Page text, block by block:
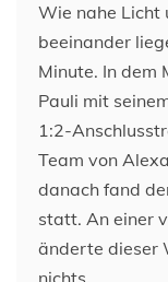
Wie nahe Licht
beeinander
Minute. In dem
Pauli mit
1:2-
Team von
danach fand
statt. An einer
änderte dieser
nichts.